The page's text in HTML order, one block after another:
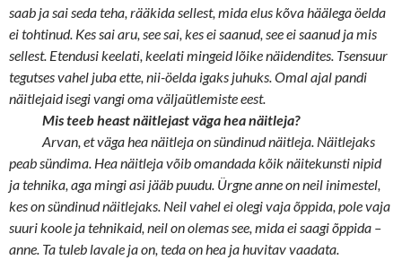
saab ja sai seda teha, rääkida sellest, mida elus kõva häälega öelda
ei tohtinud. Kes sai aru, see sai, kes ei saanud, see ei saanud ja mis
sellest. Etendusi keelati, keelati mingeid lõike näidendites. Tsensuur
tegutses vahel juba ette, nii-öelda igaks juhuks. Omal ajal pandi
näitlejaid isegi vangi oma väljaütlemiste eest.
Mis teeb heast näitlejast väga hea näitleja?
Arvan, et väga hea näitleja on sündinud näitleja. Näitlejaks
peab sündima. Hea näitleja võib omandada kõik näitekunsti nipid
ja tehnika, aga mingi asi jääb puudu. Ürgne anne on neil inimestel,
kes on sündinud näitlejaks. Neil vahel ei olegi vaja õppida, pole vaja
suuri koole ja tehnikaid, neil on olemas see, mida ei saagi õppida –
anne. Ta tuleb lavale ja on, teda on hea ja huvitav vaadata.